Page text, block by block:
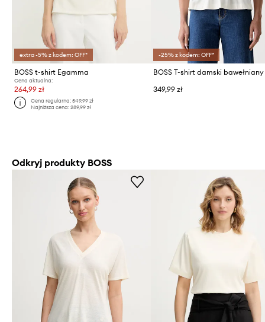
extra -5% z kodem: OFF*
BOSS t-shirt Egamma
Cena aktualna:
264,99 zł
Cena regularna:549,99 zł
Najniższa cena:289,99 zł
-25% z kodem: OFF*
349,99 zł
Odkryj produkty BOSS